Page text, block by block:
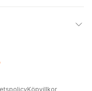
Köpvillkor